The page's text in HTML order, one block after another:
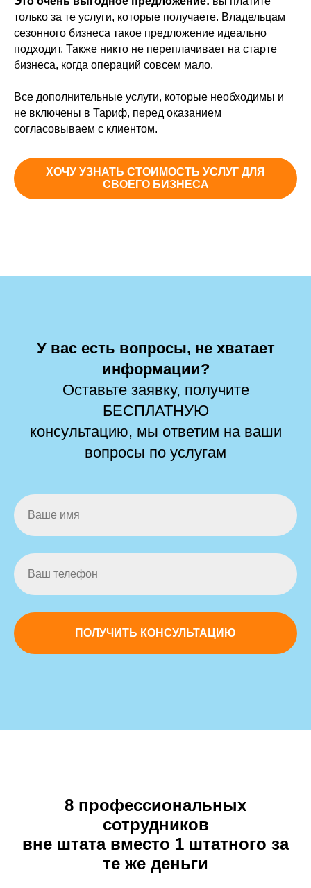
только за те услуги, которые получаете. Владельцам
сезонного бизнеса такое предложение идеально
подходит. Также никто не переплачивает на старте
бизнеса, когда операций совсем мало.
Все дополнительные услуги, которые необходимы и
не включены в Тариф, перед оказанием
согласовываем с клиентом.
ХОЧУ УЗНАТЬ СТОИМОСТЬ УСЛУГ ДЛЯ
СВОЕГО БИЗНЕСА
У вас есть вопросы, не хватает
информации?
Оставьте заявку, получите
БЕСПЛАТНУЮ
консультацию, мы ответим на ваши
вопросы по услугам
ПОЛУЧИТЬ КОНСУЛЬТАЦИЮ
8 профессиональных
сотрудников
вне штата вместо 1 штатного за
те же деньги